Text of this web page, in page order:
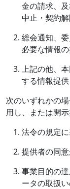
金の請求、
中止・契約
総会通知、
必要な情報
上記の他、
する情報提
次のいずれかの
用し、または開
法令の規定
提供者の同
事業目的の
ータの取扱